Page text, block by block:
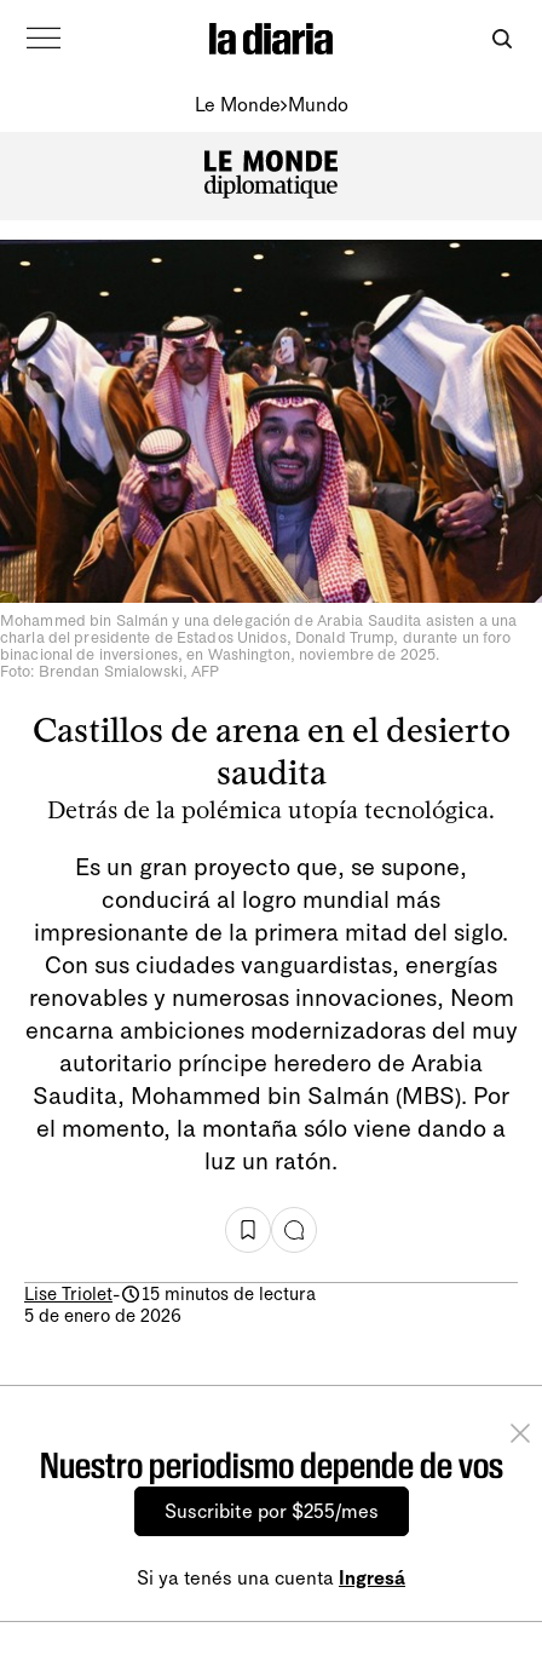
Le Monde Mundo
Mohammed bin Salmán y una delegación de Arabia Saudita asisten a una
charla del presidente de Estados Unidos, Donald Trump, durante un foro
binacional de inversiones, en Washington, noviembre de 2025.
Foto: Brendan Smialowski, AFP
Castillos de arena en el desierto
saudita
Detrás de la polémica utopía tecnológica.
Es un gran proyecto que, se supone,
conducirá al logro mundial más
impresionante de la primera mitad del siglo.
Con sus ciudades vanguardistas, energías
renovables y numerosas innovaciones, Neom
encarna ambiciones modernizadoras del muy
autoritario príncipe heredero de Arabia
Saudita, Mohammed bin Salmán (MBS). Por
el momento, la montaña sólo viene dando a
luz un ratón.
Lise Triolet-
15 minutos de lectura
5 de enero de 2026
Nuestro periodismo depende de vos
Suscribite por $255/mes
Si ya tenés una cuenta Ingresá